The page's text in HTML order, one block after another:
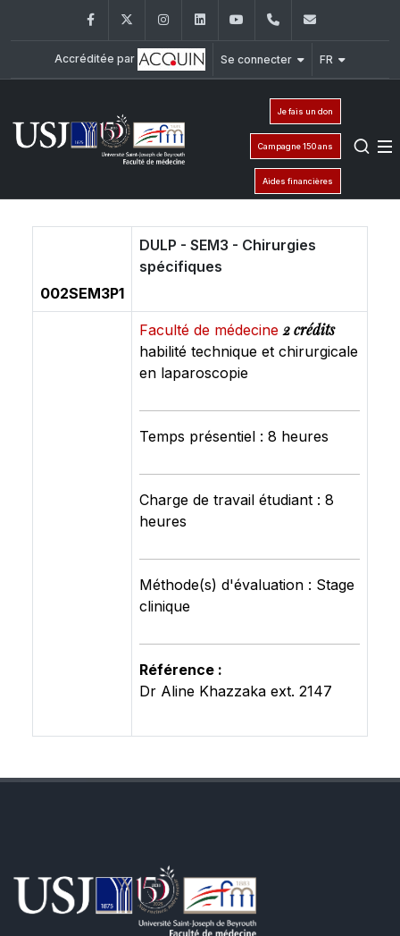
FacebookTwitter InstagramLinkedInYouTube+961 (1) 421 235
Accréditée par Se connecter FR
Je fais un don
Campagne 150 ans
Aides financières
002SEM3P1
DULP - SEM3 - Chirurgies
spécifiques
Faculté de médecine2 crédits
habilité technique et chirurgicale
en laparoscopie
Temps présentiel : 8 heures
Charge de travail étudiant : 8
heures
Méthode(s) d'évaluation : Stage
clinique
Référence :
Dr Aline Khazzaka ext. 2147